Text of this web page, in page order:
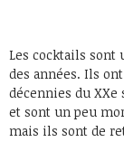
Les cocktails sont
des années. Ils
décennies du
et sont un peu
mais ils sont de